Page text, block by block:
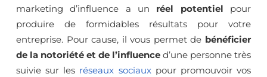
marketing d’influence a un réel potentiel pour
produire de formidables résultats pour votre
entreprise. Pour cause, il vous permet de bénéficier
de la notoriété et de l’influence d’une personne très
suivie sur les réseaux sociauxpour promouvoir vos